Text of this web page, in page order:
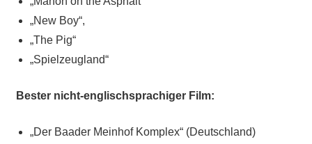
„New Boy“,
„The Pig“
„Spielzeugland“
Bester nicht-englischsprachiger Film:
„Der Baader Meinhof Komplex“ (Deutschland)